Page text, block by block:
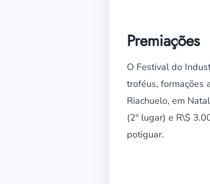
Premiações
O Festival do
troféus, formações
Riachuelo, em
(2º lugar) e R\$
potiguar.